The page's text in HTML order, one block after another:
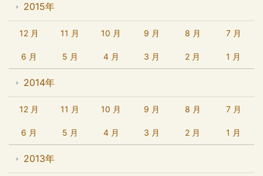
2015年
12 月 11 月 10 月 9 月 8 月 7 月
6 月 5 月 4 月 3 月 2 月 1 月
2014年
12 月 11 月 10 月 9 月 8 月 7 月
6 月 5 月 4 月 3 月 2 月 1 月
2013年